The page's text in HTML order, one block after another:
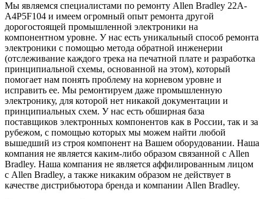
Мы являемся специалистами по ремонту Allen Bradley 22A-
A4P5F104 и имеем огромный опыт ремонта другой
дорогостоящей промышленной электроники на
компонентном уровне. У нас есть уникальный способ ремонта
электроники с помощью метода обратной инженерии
(отслеживание каждого трека на печатной плате и разработка
принципиальной схемы, основанной на этом), который
помогает нам понять проблему на корневом уровне и
исправить ее. Мы ремонтируем даже промышленную
электронику, для которой нет никакой документации и
принципиальных схем. У нас есть обширная база
поставщиков электронных компонентов как в России, так и за
рубежом, с помощью которых мы можем найти любой
вышедший из строя компонент на Вашем оборудовании. Наша
компания не является каким-либо образом связанной с Allen
Bradley. Наша компания не является аффилированным лицом
с Allen Bradley, а также никаким образом не действует в
качестве дистрибьютора бренда и компании Allen Bradley.